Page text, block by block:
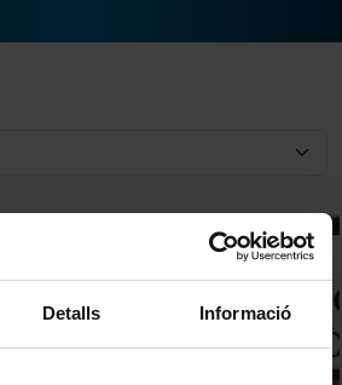
Detalls Informació